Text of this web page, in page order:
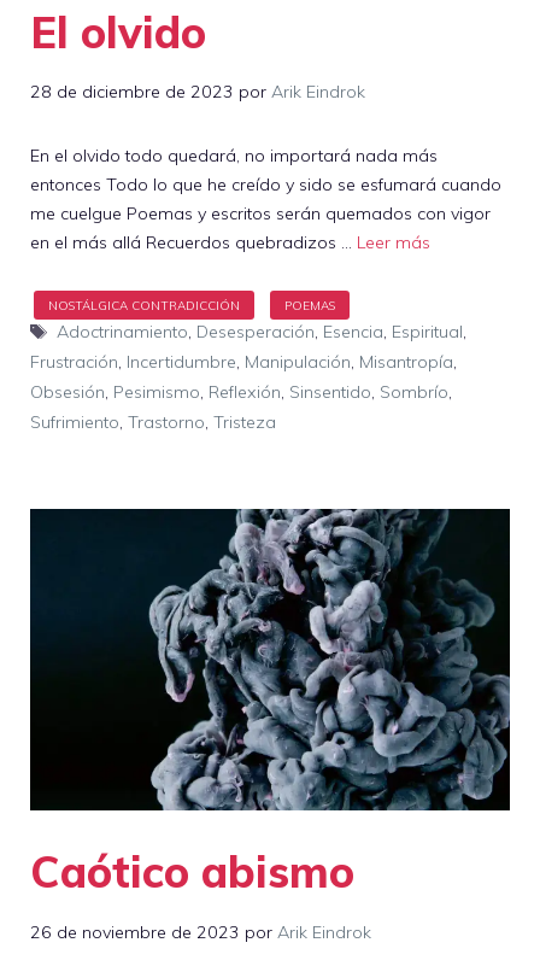
El olvido
28 de diciembre de 2023 por Arik Eindrok
En el olvido todo quedará, no importará nada más
entonces Todo lo que he creído y sido se esfumará cuando
me cuelgue Poemas y escritos serán quemados con vigor
en el más allá Recuerdos quebradizos … Leer más
Etiquetas
Adoctrinamiento, Desesperación, Esencia, Espiritual,
Frustración, Incertidumbre, Manipulación, Misantropía,
Obsesión, Pesimismo, Reflexión, Sinsentido, Sombrío,
Sufrimiento, Trastorno, Tristeza
Caótico abismo
26 de noviembre de 2023 por Arik Eindrok